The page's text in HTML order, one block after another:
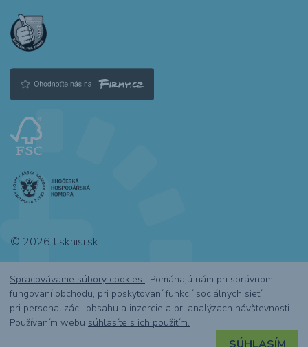
Spracovávame súbory cookies . Pomáhajú nám pri správnom
fungovaní obchodu, pri poskytovaní funkcií sociálnych sietí,
pri personalizácii obsahu a inzercie a pri analýzach návštevnosti.
Používaním webu súhlasíte s ich použitím.
© 2026 tisknisi.sk
Webdesign by NexGen IT